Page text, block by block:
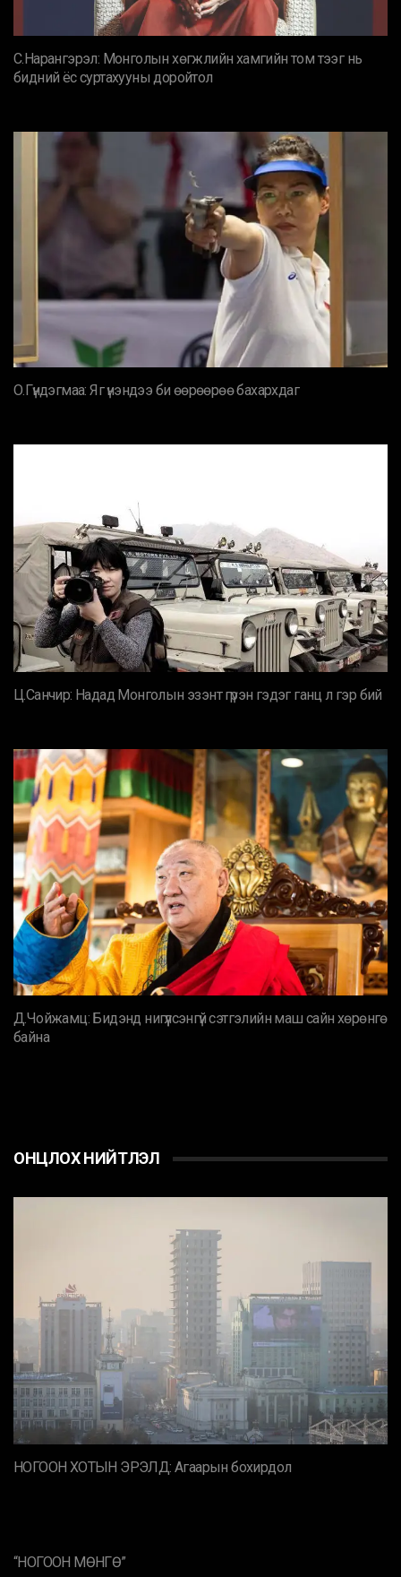
С.Нарангэрэл: Монголын хөгжлийн хамгийн том тээг нь
бидний ёс суртахууны доройтол
О.Гүндэгмаа: Яг үнэндээ би өөрөөрөө бахархдаг
Ц.Санчир: Надад Монголын эзэнт гүрэн гэдэг ганц л гэр бий
Д.Чойжамц: Бидэнд нигүүлсэнгүй сэтгэлийн маш сайн хөрөнгө
байна
ОНЦЛОХ НИЙТЛЭЛ
НОГООН ХОТЫН ЭРЭЛД: Агаарын бохирдол
“НОГООН МӨНГӨ”